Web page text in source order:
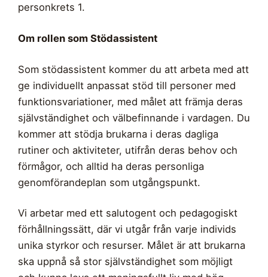
personkrets 1.
Om rollen som Stödassistent
Som stödassistent kommer du att arbeta med att
ge individuellt anpassat stöd till personer med
funktionsvariationer, med målet att främja deras
självständighet och välbefinnande i vardagen. Du
kommer att stödja brukarna i deras dagliga
rutiner och aktiviteter, utifrån deras behov och
förmågor, och alltid ha deras personliga
genomförandeplan som utgångspunkt.
Vi arbetar med ett salutogent och pedagogiskt
förhållningssätt, där vi utgår från varje individs
unika styrkor och resurser. Målet är att brukarna
ska uppnå så stor självständighet som möjligt